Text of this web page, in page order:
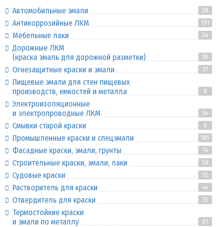
Автомобильные эмали 38
Антикоррозийные ЛКМ 191
Мебельные лаки 24
Дорожные ЛКМ
(краска эмаль для дорожной разметки)
18
Огнезащитные краски и эмали 27
Пищевые эмали для стен пищевых
производств, емкостей и металла
6
Электроизоляционные
и электропроводные ЛКМ
54
Смывки старой краски 6
Промышленные краски и спецэмали 185
Фасадные краски, эмали, грунты 74
Строительные краски, эмали, лаки 58
Судовые краски 32
Растворитель для краски 44
Отвердитель для краски 33
Термостойкие краски
и эмали по металлу
65